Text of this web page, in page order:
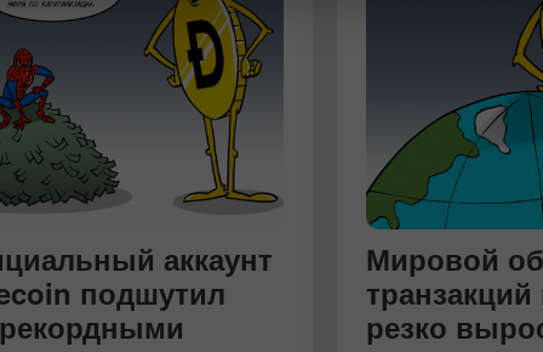
аккаунт
подшутил
Мировой
резко